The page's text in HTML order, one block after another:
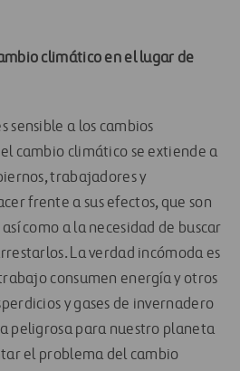
climático en el lugar de
sensible a los cambios
cambio climático se extiende a
trabajadores y
frente a sus efectos, que son
como a la necesidad de buscar
La verdad incómoda es
consumen energía y otros
y gases de invernadero
peligrosa para nuestro planeta
el problema del cambio